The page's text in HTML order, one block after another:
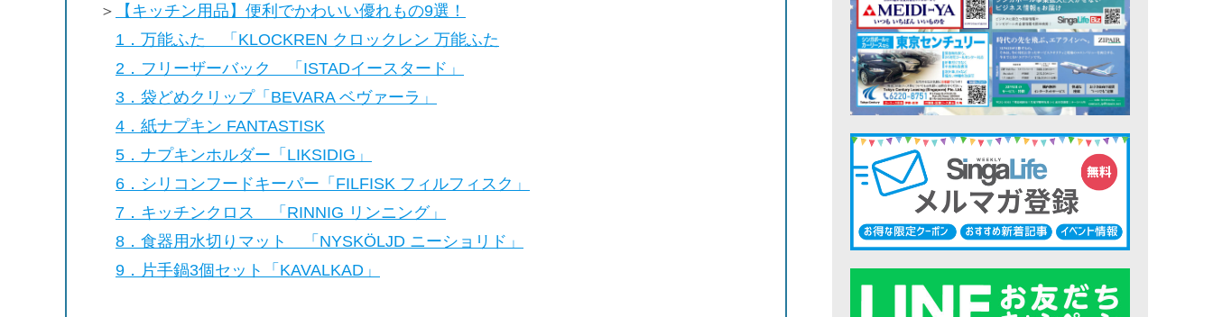
＞
【キッチン用品】便利でかわいい優れもの9選！
1．万能ふた 「KLOCKREN クロックレン 万能ふた
2．フリーザーバック 「ISTADイースタード」
3．袋どめクリップ「BEVARA ベヴァーラ」
4．紙ナプキン FANTASTISK
5．ナプキンホルダー「LIKSIDIG」
6．シリコンフードキーパー「FILFISK フィルフィスク」
7．キッチンクロス 「RINNIG リンニング」
8．食器用水切りマット 「NYSKÖLJD ニーショリド」
9．片手鍋3個セット「KAVALKAD」